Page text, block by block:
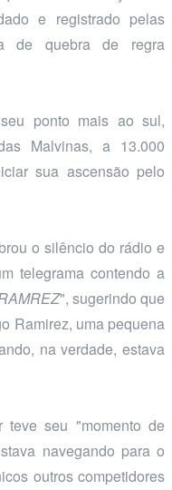
e registrado pelas
de quebra de regra
ponto mais ao sul,
Malvinas, a 13.000
sua ascensão pelo
o silêncio do rádio e
telegrama contendo a
", sugerindo que
Ramirez, uma pequena
na verdade, estava
teve seu "momento de
navegando para o
outros competidores